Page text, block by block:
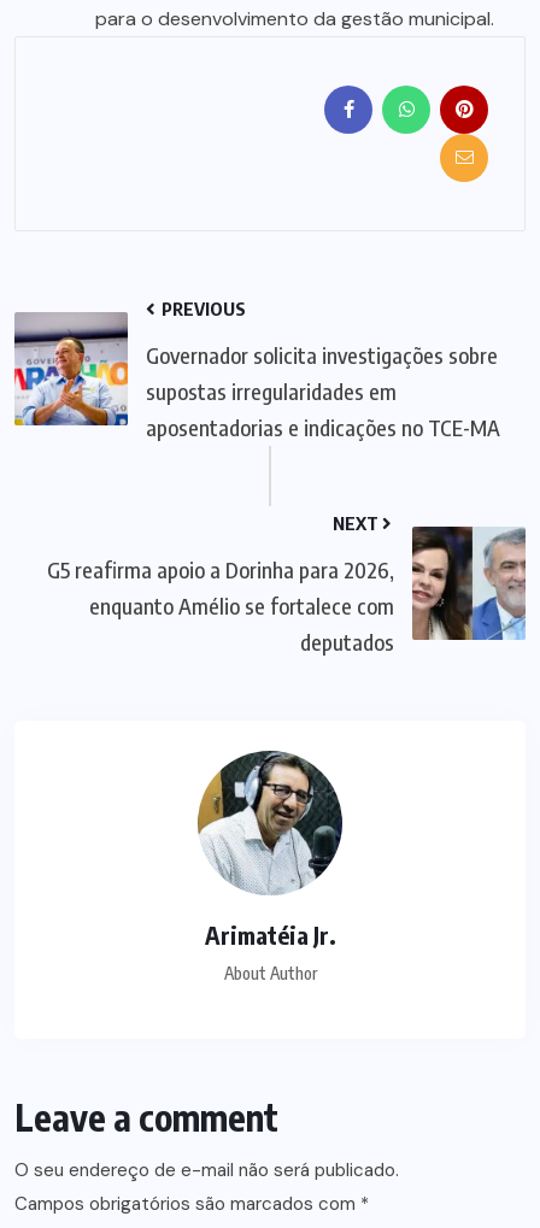
para o desenvolvimento da gestão municipal.
PREVIOUS
Governador solicita investigações sobre
supostas irregularidades em
aposentadorias e indicações no TCE-MA
NEXT
G5 reafirma apoio a Dorinha para 2026,
enquanto Amélio se fortalece com
deputados
Arimatéia Jr.
About Author
Leave a comment
O seu endereço de e-mail não será publicado.
Campos obrigatórios são marcados com *